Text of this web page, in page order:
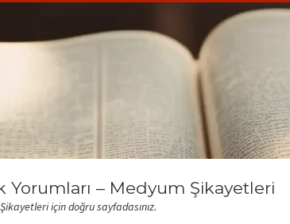
Yorumları – Medyum Şikayetleri
için doğru sayfadasınız.